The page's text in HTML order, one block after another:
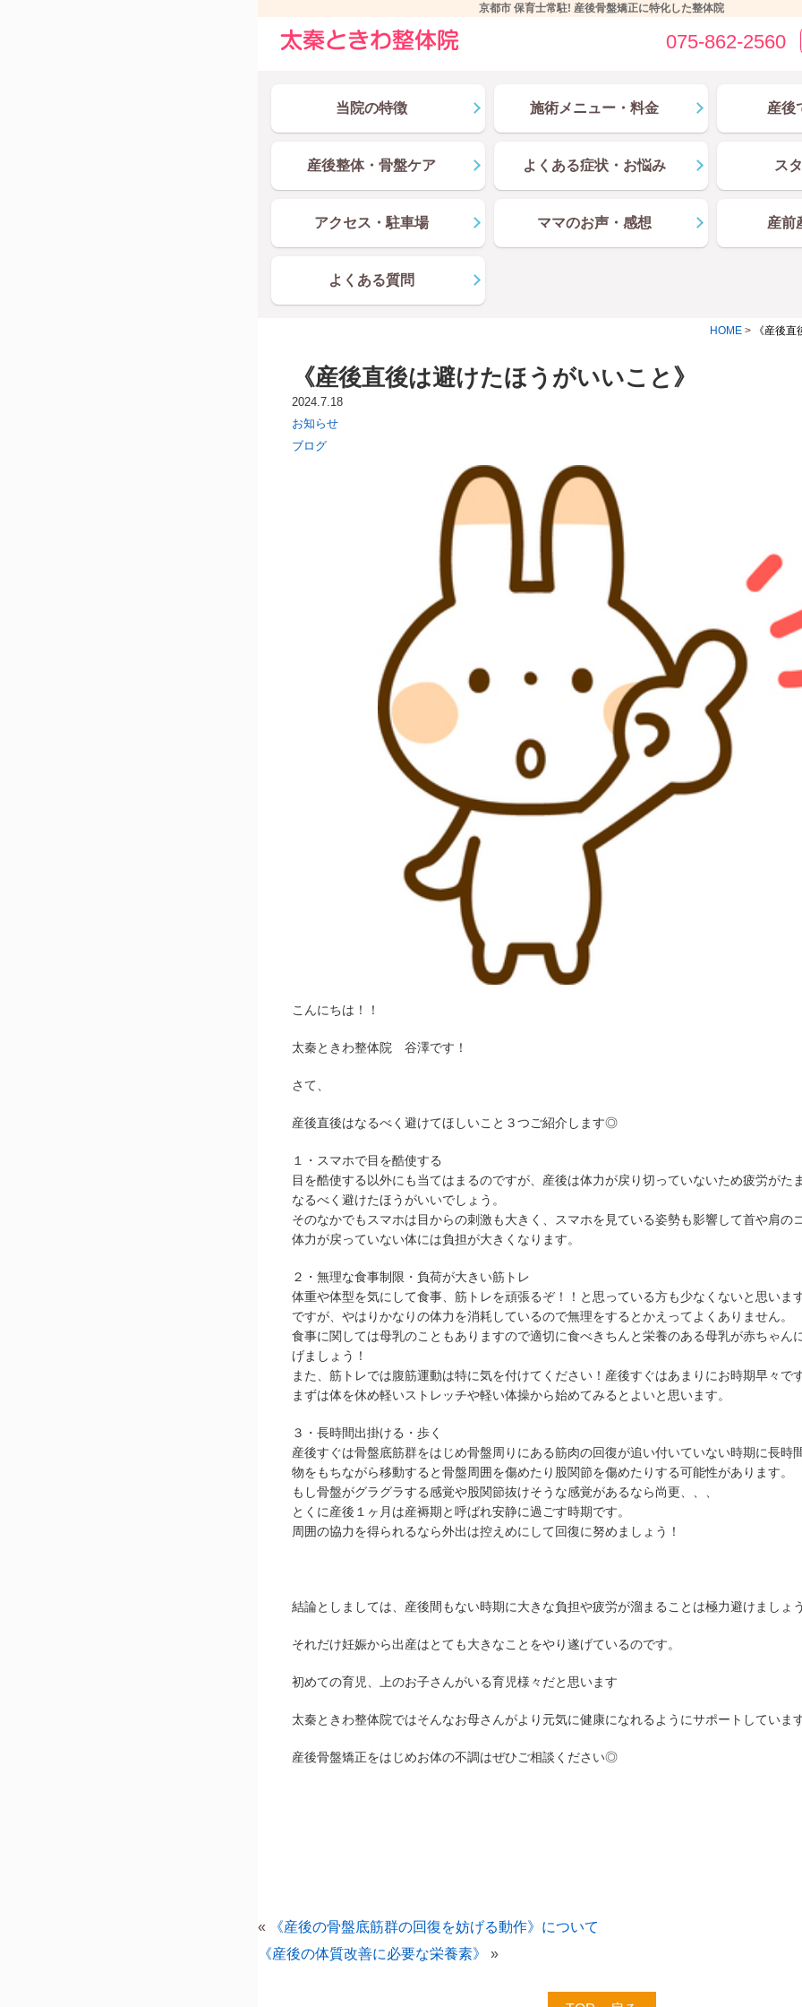
京都市 保育士常駐! 産後骨盤矯正に特化した整体院
075-862-2560
当院の特徴 施術メニュー・料金 産後
産後整体・骨盤ケア よくある症状・お悩み ス
アクセス・駐車場 ママのお声・感想 産前
よくある質問
HOME > 《産後
《産後直後は避けたほうがいいこと》
2024.7.18
お知らせ
ブログ
こんにちは！！
太秦ときわ整体院 谷澤です！
さて、
産後直後はなるべく避けてほしいこと３つご紹介します◎
１・スマホで目を酷使する
目を酷使する以外にも当てはまるのですが、産後は体力が戻り切っていないため疲労がた
なるべく避けたほうがいいでしょう。
そのなかでもスマホは目からの刺激も大きく、スマホを見ている姿勢も影響して首や肩の
体力が戻っていない体には負担が大きくなります。
２・無理な食事制限・負荷が大きい筋トレ
体重や体型を気にして食事、筋トレを頑張るぞ！！と思っている方も少なくないと思います
ですが、やはりかなりの体力を消耗しているので無理をするとかえってよくありません。
食事に関しては母乳のこともありますので適切に食べきちんと栄養のある母乳が赤ちゃん
げましょう！
また、筋トレでは腹筋運動は特に気を付けてください！産後すぐはあまりにお時期早々で
まずは体を休め軽いストレッチや軽い体操から始めてみるとよいと思います。
３・長時間出掛ける・歩く
産後すぐは骨盤底筋群をはじめ骨盤周りにある筋肉の回復が追い付いていない時期に長時
物をもちながら移動すると骨盤周囲を傷めたり股関節を傷めたりする可能性があります。
もし骨盤がグラグラする感覚や股関節抜けそうな感覚があるなら尚更、、、
とくに産後１ヶ月は産褥期と呼ばれ安静に過ごす時期です。
周囲の協力を得られるなら外出は控えめにして回復に努めましょう！
結論としましては、産後間もない時期に大きな負担や疲労が溜まることは極力避けましょ
それだけ妊娠から出産はとても大きなことをやり遂げているのです。
初めての育児、上のお子さんがいる育児様々だと思います
太秦ときわ整体院ではそんなお母さんがより元気に健康になれるようにサポートしていま
産後骨盤矯正をはじめお体の不調はぜひご相談ください◎
«
《産後の骨盤底筋群の回復を妨げる動作》について
《産後の体質改善に必要な栄養素》
»